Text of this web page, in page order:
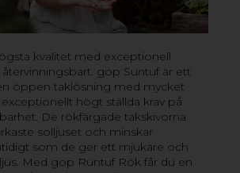
kvalitet med exceptionell
återvinningsbart. gop Suntuf är ett
öppen taklösning med mycket
högt ställda krav på
De rökfärgade takskivorna
solljuset och minskar
som de ger ett mjukare och
Med gop Runtuf Rök får du en
är ett utmärkt val om du vill ha en
med mycket ljusinsläpp – exempelvis
eller cykelskjulet – men inte ska
kräver att taket har isolerande
ett tak av korrugerad plast kan du
Du kan sitta ute även om det
från solens UV-strålar och kan få
längre, eftersom plasttaket skyddar
Korrugerad plast har många
Takplasten fungerar på
trapetstak till uteplatsen eller